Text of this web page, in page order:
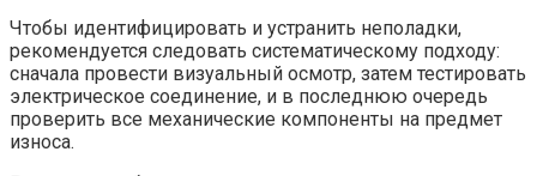
Чтобы идентифицировать и устранить неполадки,
рекомендуется следовать систематическому подходу:
сначала провести визуальный осмотр, затем тестировать
электрическое соединение, и в последнюю очередь
проверить все механические компоненты на предмет
износа.